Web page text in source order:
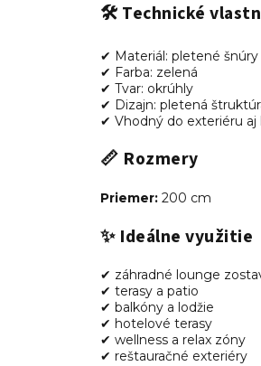
🛠 Technické
✔ Materiál: pletené šnúry
✔ Farba: zelená
✔ Tvar: okrúhly
✔ Dizajn: pletená
✔ Vhodný do exteriéru
📏 Rozmery
Priemer: 200 cm
✨ Ideálne využitie
✔ záhradné lounge
✔ terasy a patio
✔ balkóny a lodžie
✔ hotelové terasy
✔ wellness a relax zóny
✔ reštauračné exteriéry